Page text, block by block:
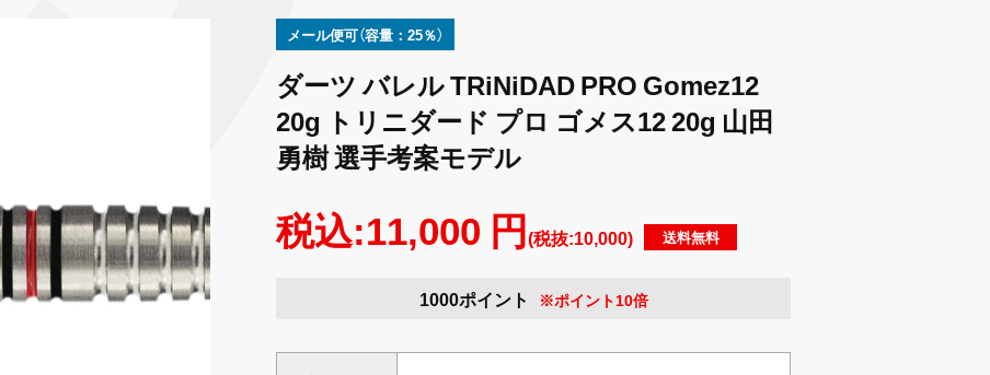
メール便可（容量：25％）
ダーツ バレル TRiNiDAD PRO Gomez12
20g トリニダード プロ ゴメス12 20g 山田
勇樹 選手考案モデル
税込:11,000 円(税抜:10,000) 送料無料
1000ポイント ※ポイント10倍